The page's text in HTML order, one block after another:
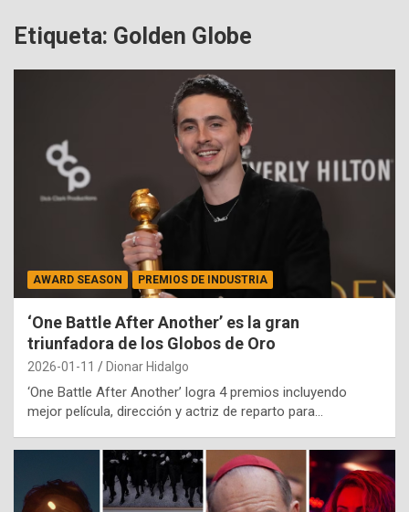
Etiqueta: Golden Globe
AWARD SEASON PREMIOS DE INDUSTRIA
‘One Battle After Another’ es la gran
triunfadora de los Globos de Oro
2026-01-11 Dionar Hidalgo
‘One Battle After Another’ logra 4 premios incluyendo
mejor película, dirección y actriz de reparto para…